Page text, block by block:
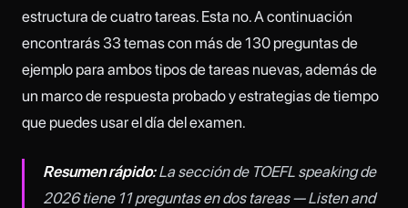
estructura de cuatro tareas. Esta no. A continuación
encontrarás 33 temas con más de 130 preguntas de
ejemplo para ambos tipos de tareas nuevas, además de
un marco de respuesta probado y estrategias de tiempo
que puedes usar el día del examen.
Resumen rápido:La sección de TOEFL speaking de
2026 tiene 11 preguntas en dos tareas — Listen and